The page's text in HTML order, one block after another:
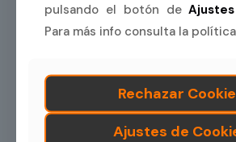
pulsando el botón de
Para más info consulta la
Rechazar
Ajustes de